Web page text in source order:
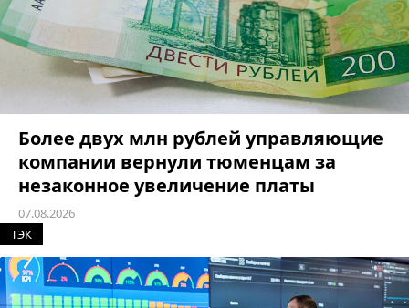
Более двух млн рублей управляющие
компании вернули тюменцам за
незаконное увеличение платы
07.08.2026
ТЭК